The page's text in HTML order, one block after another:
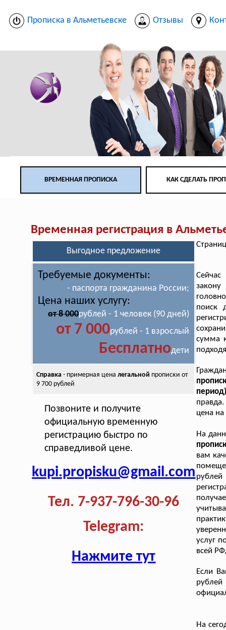
Прописка в Альметьевске Отзывы
ВРЕМЕННАЯ ПРОПИСКА КАК СДЕЛАТЬ
Временная регистрация в
Выгодное предложение
Требуемые документы:
- паспорта гражданина России;
Цена наших услугу:
от 8 000рублей - 1 человек (90 дней)
от 7 000рублей - 1 взрослый
Бесплатнодети
Справка- примерная цена легальной прописки от
9 700 рублей
Позвоните и получите
официальную временную
регистрацию быстро по
справедливой цене.
kupi.propisku@gmail.com
Тел. 7-937-796-30-96
Telegram:
Нажмите тут
поиск
сумма
цена
На
вам
рублей
услуг
всей
Если
На